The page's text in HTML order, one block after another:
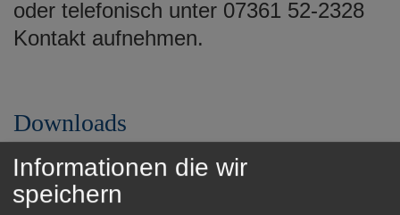
oder telefonisch unter 07361 52-2328
Kontakt aufnehmen.
Downloads
CDU: Fraktionsvorsitzender
Thomas Wagenblast
Informationen die wir
speichern